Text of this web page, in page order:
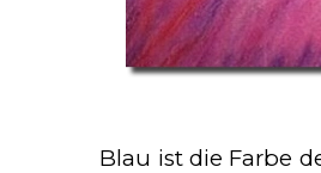
Blau ist die Farbe